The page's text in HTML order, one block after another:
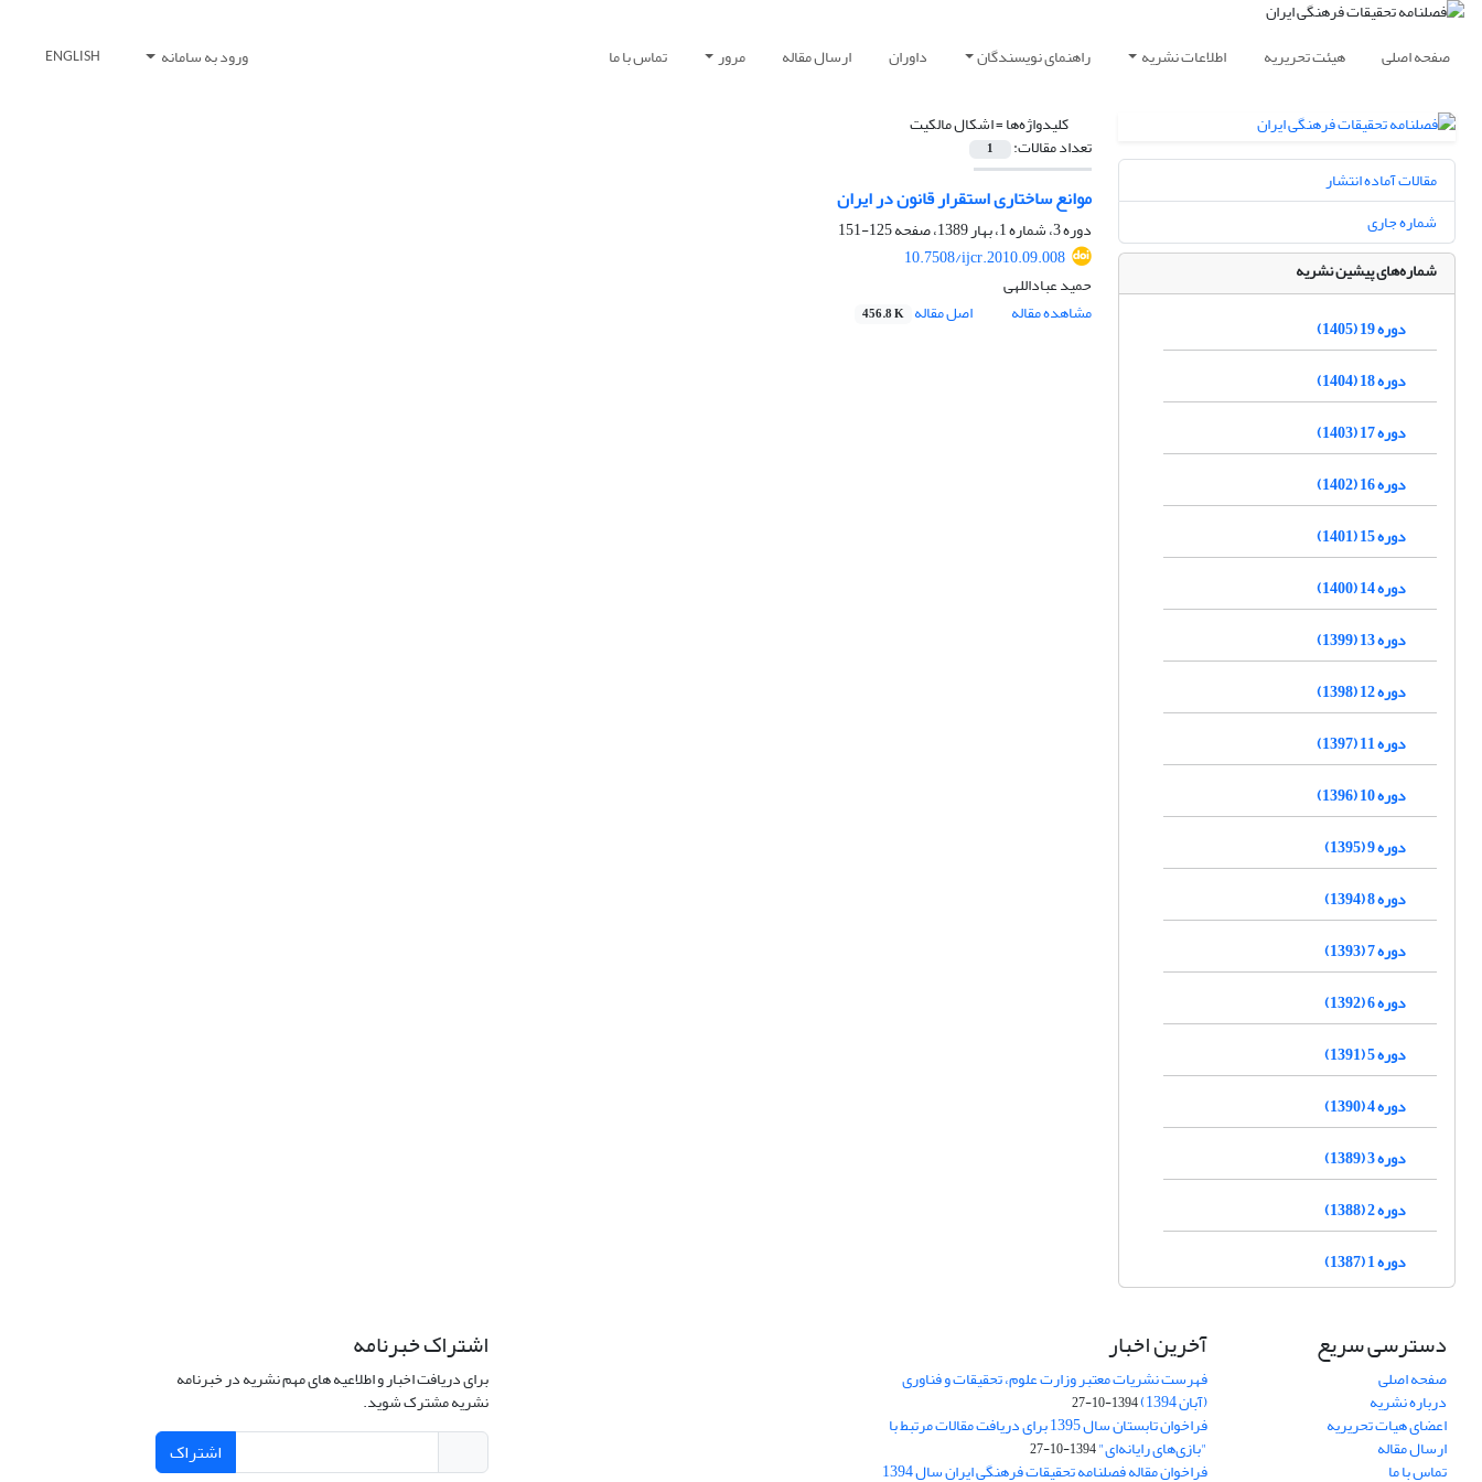
صفحه اصلی هیئت تحریریه اطلاعات نشریه راهنمای نویسندگان داوران ارسال مقاله مرور تماس با ما ورود به سامانه ENGLISH
کلیدواژه‌ها =اشکال مالکیت
تعداد مقالات: 1
موانع ساختاری استقرار قانون در ایران
دوره 3، شماره 1، بهار 1389، صفحه
125-151
10.7508/ijcr.2010.09.008
حمید عباداللهی
مشاهده مقاله
اصل مقاله 456.8 K
مقالات آماده انتشار
شماره جاری
شماره‌های پیشین نشریه
دوره 19 (1405)
دوره 18 (1404)
دوره 17 (1403)
دوره 16 (1402)
دوره 15 (1401)
دوره 14 (1400)
دوره 13 (1399)
دوره 12 (1398)
دوره 11 (1397)
دوره 10 (1396)
دوره 9 (1395)
دوره 8 (1394)
دوره 7 (1393)
دوره 6 (1392)
دوره 5 (1391)
دوره 4 (1390)
دوره 3 (1389)
دوره 2 (1388)
دوره 1 (1387)
دسترسی سریع
صفحه اصلی
درباره نشریه
اعضای هیات تحریریه
ارسال مقاله
تماس با ما
آخرین اخبار
فهرست نشریات معتبر وزارت علوم، تحقیقات و فناوری
(آبان 1394) 1394-10-27
فراخوان تابستان سال 1395 برای دریافت مقالات مرتبط با
"بازی‌های رایانه‌ای"1394-10-27
فراخوان مقاله فصلنامه تحقیقات فرهنگی ایران سال 1394
اشتراک خبرنامه
برای دریافت اخبار و اطلاعیه های مهم نشریه در خبرنامه
نشریه مشترک شوید.
اشتراک